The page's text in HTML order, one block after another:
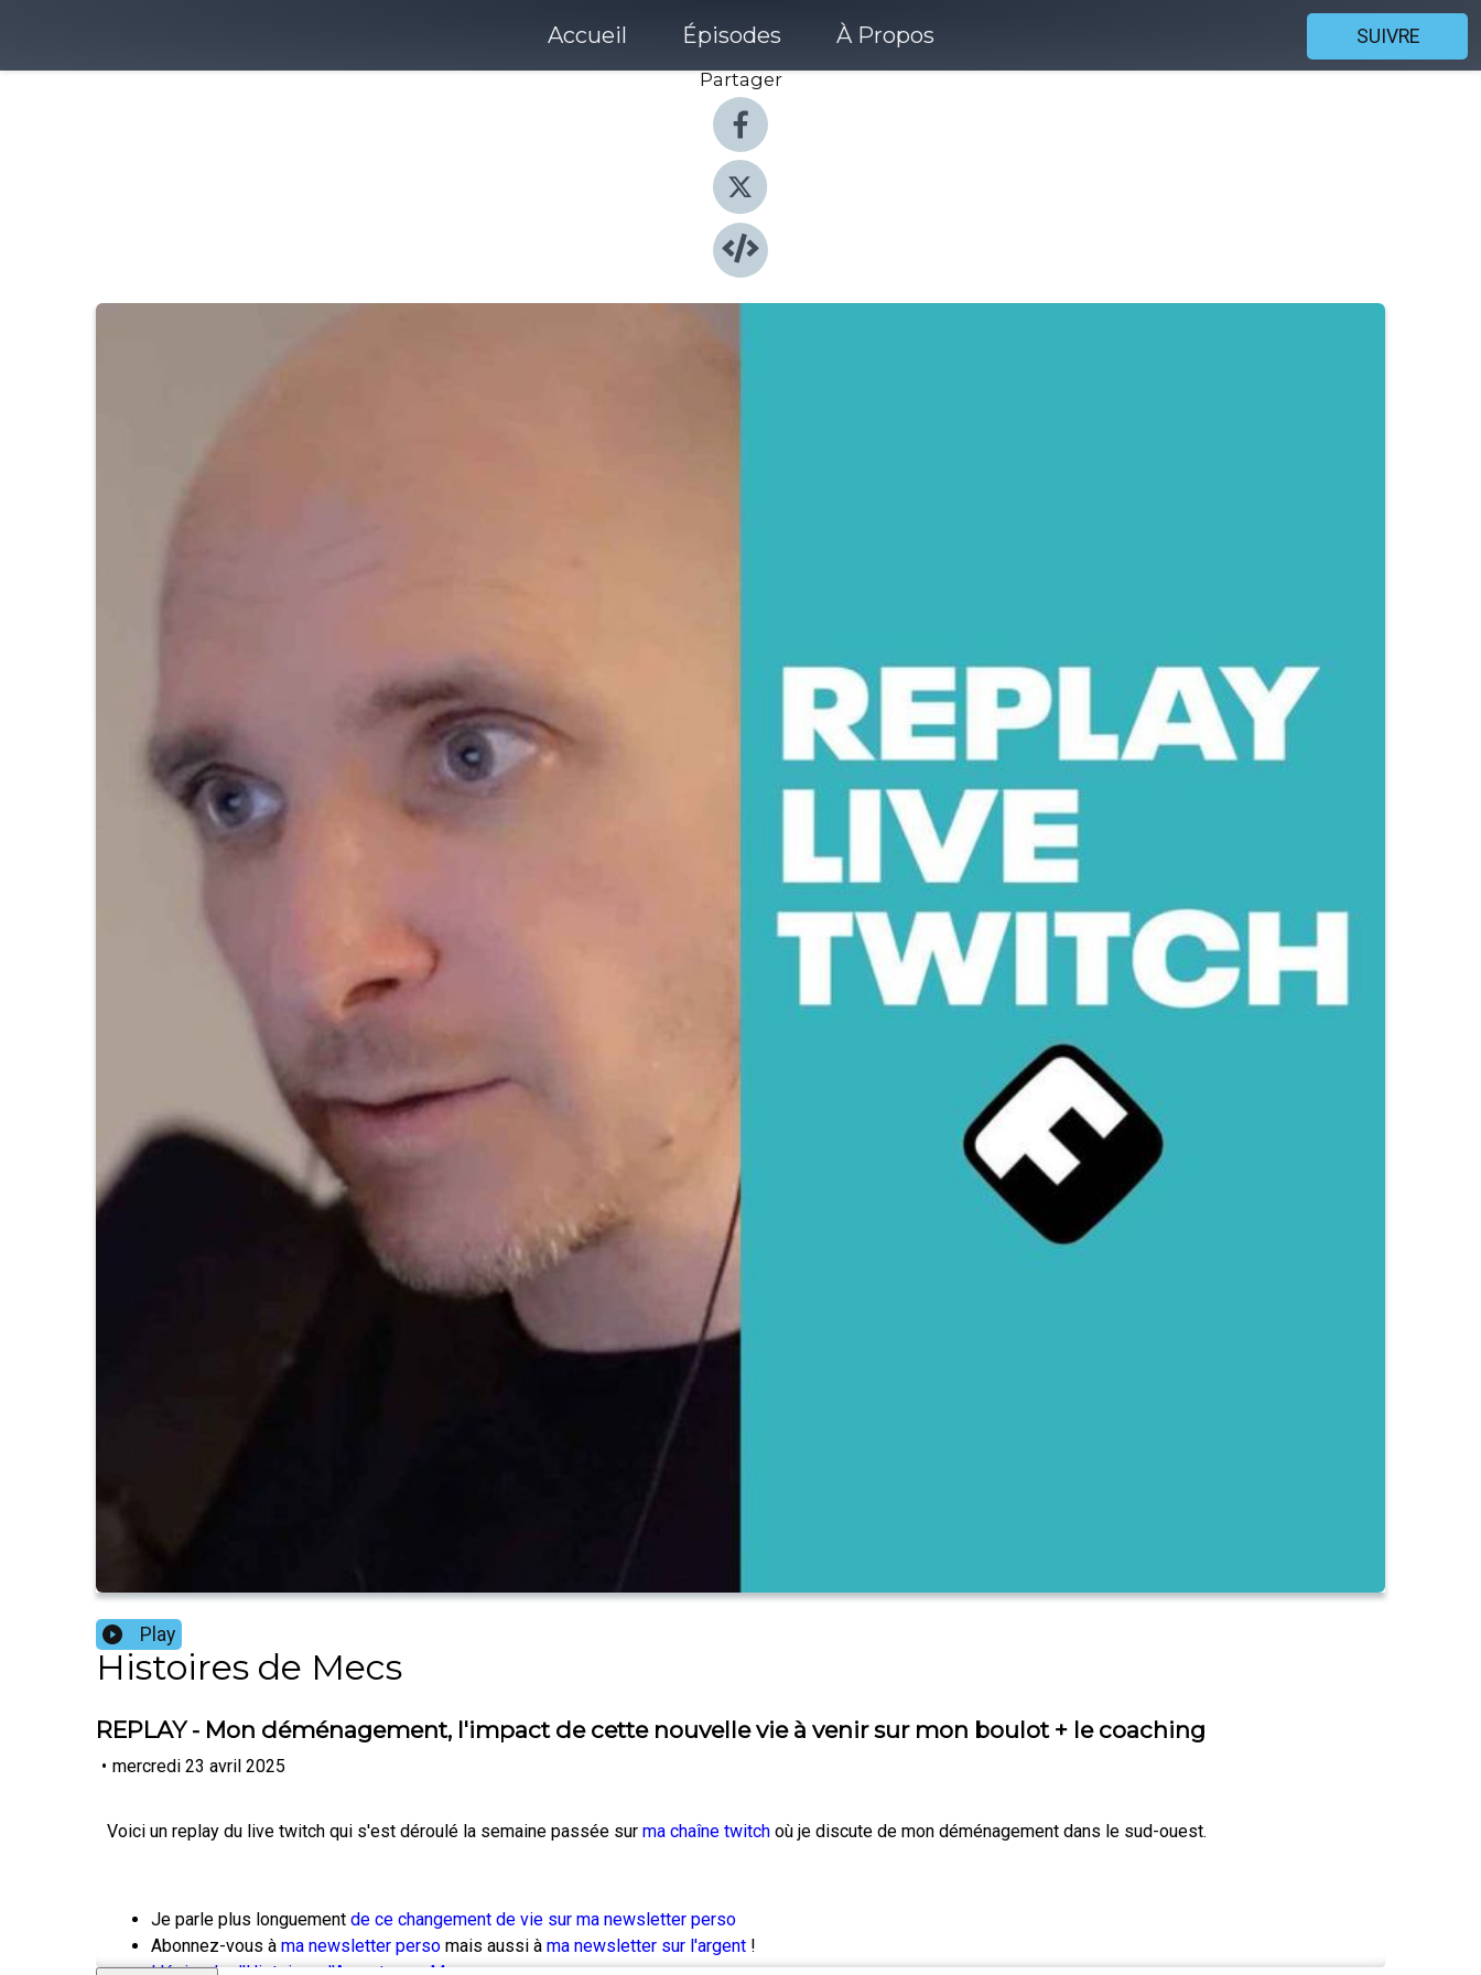
Accueil Épisodes À Propos
SUIVRE
Partager
Play
Histoires de Mecs
REPLAY - Mon déménagement, l'impact de cette nouvelle vie à venir sur mon boulot + le coaching
• mercredi 23 avril 2025
Voici un replay du live twitch qui s'est déroulé la semaine passée sur ma chaîne twitch où je discute de mon déménagement dans le sud-ouest.
Je parle plus longuement de ce changement de vie sur ma newsletter perso
Abonnez-vous à ma newsletter perso mais aussi à ma newsletter sur l'argent !